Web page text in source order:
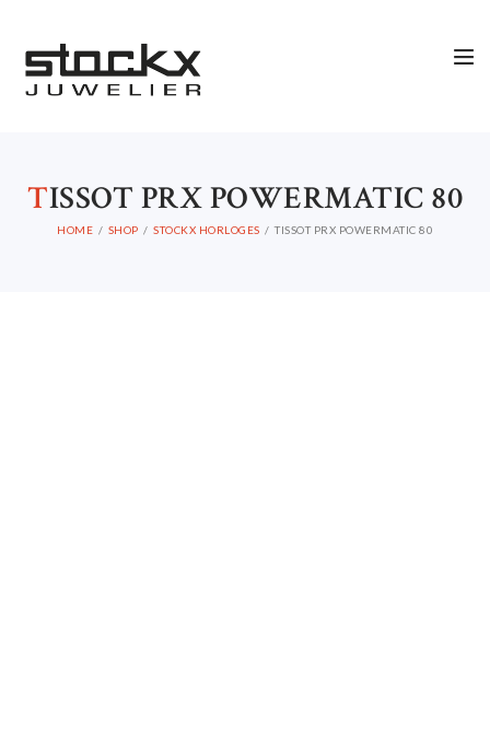
TISSOT PRX POWERMATIC 80
HOME SHOP STOCKX HORLOGES TISSOT PRX POWERMATIC 80